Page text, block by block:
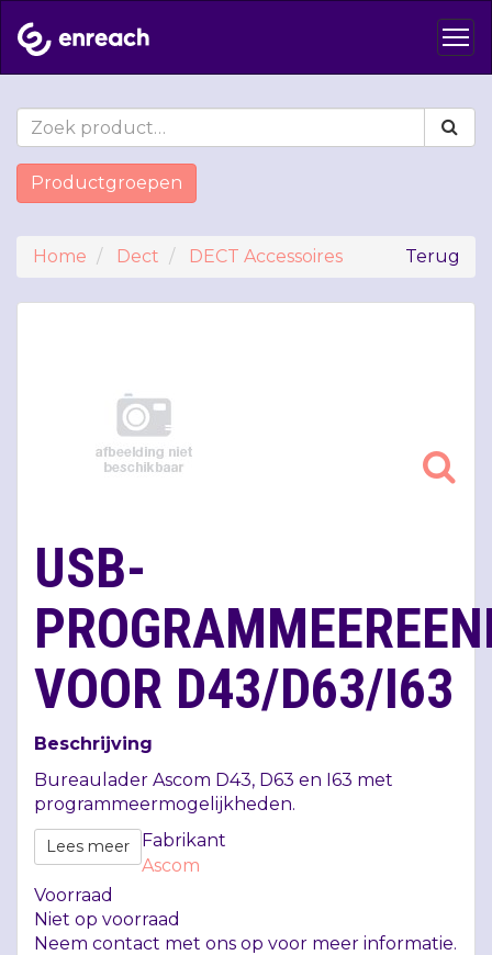
Productgroepen
Terug
Home Dect DECT Accessoires
USB-
VOOR D43/D63/I63
Beschrijving
Bureaulader Ascom D43, D63 en I63 met
programmeermogelijkheden.
Lees meer
Fabrikant
Ascom
Voorraad
Niet op voorraad
Neem contact met ons op voor meer informatie.